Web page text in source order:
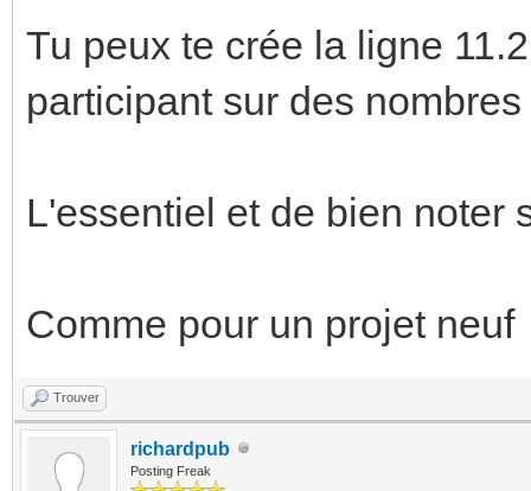
Tu peux te crée la ligne
participant sur des
L'essentiel et de bien noter
Comme pour un projet neuf
Trouver
richardpub
Posting Freak